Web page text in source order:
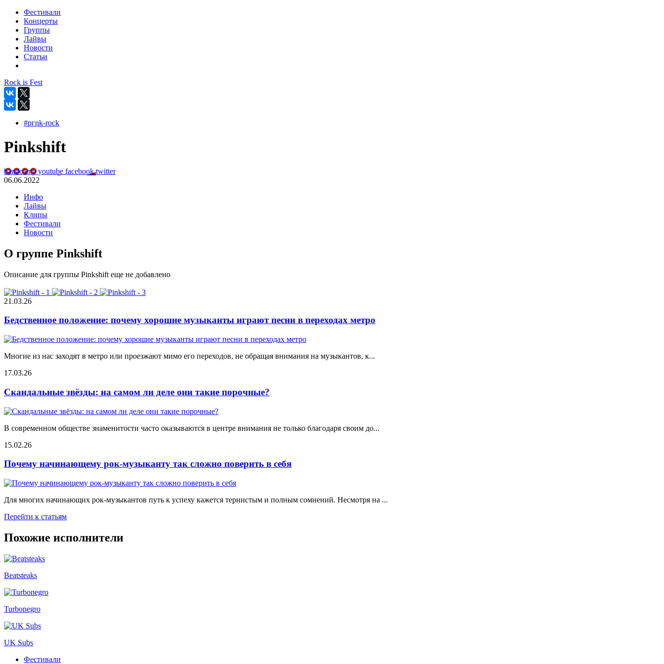
Фестивали
Концерты
Группы
Лайвы
Новости
Статьи
Rock is Fest
#pгnk-roсk
Pinkshift
bandcampyoutube facebooktwitter
06.06.2022
Инфо
Лайвы
Клипы
Фестивали
Новости
О группе Pinkshift
Описание для группы Pinkshift еще не добавлено
21.03.26
Бедственное положение: почему хорошие музыканты играют песни в переходах метро
Многие из нас заходят в метро или проезжают мимо его переходов, не обращая внимания на музыкантов, к...
17.03.26
Скандальные звёзды: на самом ли деле они такие порочные?
В современном обществе знаменитости часто оказываются в центре внимания не только благодаря своим до...
15.02.26
Почему начинающему рок-музыканту так сложно поверить в себя
Для многих начинающих рок-музыкантов путь к успеху кажется тернистым и полным сомнений. Несмотря на ...
Перейти к статьям
Похожие исполнители
Beatsteaks
Turbonegro
UK Subs
Фестивали